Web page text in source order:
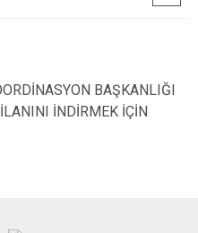
BAŞKANLIĞI
İNDİRMEK İÇİN